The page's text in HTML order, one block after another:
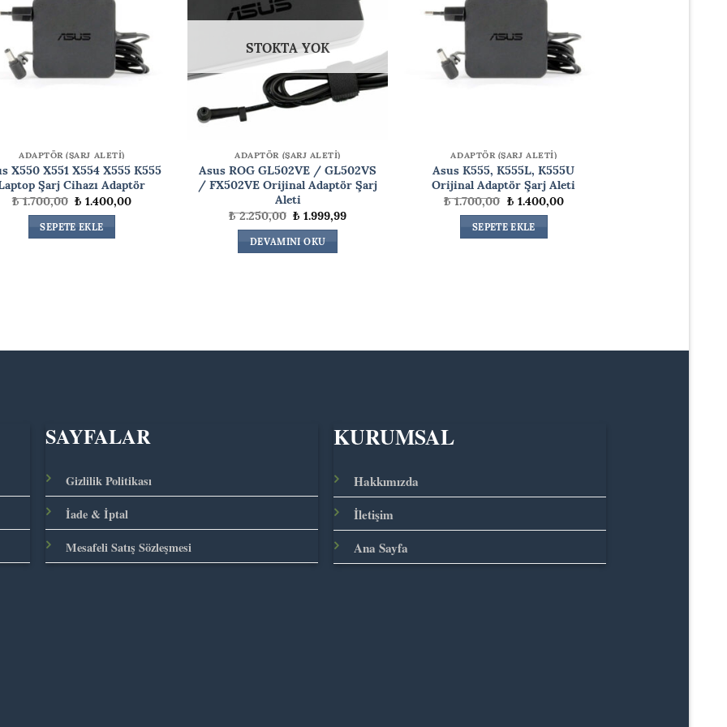
ADAPTÖR (ŞARJ ALETİ)
X550 X551 X554 X555 K555
Şarj Cihazı Adaptör
₺1.700,00Orijinal
fiyat:
₺ 1.700,00.
₺1.400,00Şu
andaki
SEPETE EKLE
STOKTA YOK
ADAPTÖR (ŞARJ ALETİ)
Asus ROG GL502VE / GL502VS
/ FX502VE Orijinal Adaptör Şarj
Aleti
₺2.250,00Orijinal
fiyat:
₺ 2.250,00.
₺1.999,99Şuandaki
DEVAMINI OKU
ADAPTÖR (ŞARJ ALETİ)
Asus K555, K555L, K555U
Orijinal Adaptör Şarj Aleti
₺1.700,00Orijinal
fiyat:
₺ 1.700,00.
₺1.400,00Şu
andaki
SEPETE EKLE
SAYFALAR
Gizlilik Politikası
İade & İptal
Mesafeli Satış Sözleşmesi
KURUMSAL
Hakkımızda
İletişim
Ana Sayfa